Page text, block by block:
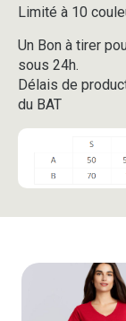
Limité à 10
Un Bon à tirer
sous 24h.
Délais de
du BAT